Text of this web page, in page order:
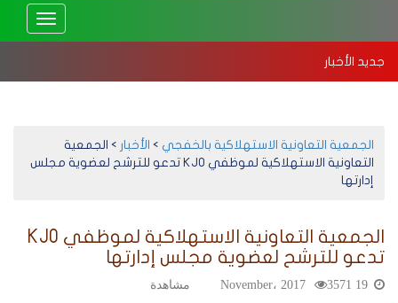
Toggle
جديد الأخبار
الجمعية التعاونية الاستهلاكية بالخفجي > الأخبار > الجمعية
التعاونية الاستهلاكية لموظفي KJO تدعو للترشح لعضوية مجلس
إدارتها
الجمعية التعاونية الاستهلاكية لموظفي KJO
تدعو للترشح لعضوية مجلس إدارتها
19 November، 2017 3571 مشاهدة